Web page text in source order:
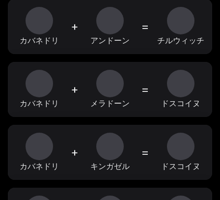
カバネドリ
+
アンドーン
=
チルウィッチ
カバネドリ
+
メラドーン
=
ドスコイヌ
カバネドリ
+
キンガゼル
=
ドスコイヌ